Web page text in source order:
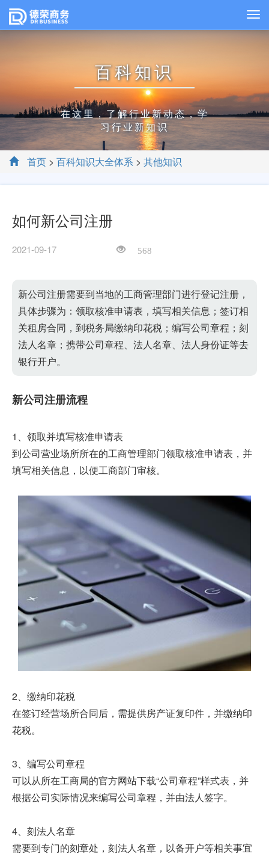
百科知识
在这里，了解行业新动态，学
习行业新知识
首页 > 百科知识大全体系 > 其他知识
如何新公司注册
2021-09-17 568
新公司注册需要到当地的工商管理部门进行登记注册，
具体步骤为：领取核准申请表，填写相关信息；签订相
关租房合同，到税务局缴纳印花税；编写公司章程；刻
法人名章；携带公司章程、法人名章、法人身份证等去
银行开户。
新公司注册流程
1、领取并填写核准申请表
到公司营业场所所在的工商管理部门领取核准申请表，并
填写相关信息，以便工商部门审核。
2、缴纳印花税
在签订经营场所合同后，需提供房产证复印件，并缴纳印
花税。
3、编写公司章程
可以从所在工商局的官方网站下载“公司章程”样式表，并
根据公司实际情况来编写公司章程，并由法人签字。
4、刻法人名章
需要到专门的刻章处，刻法人名章，以备开户等相关事宜